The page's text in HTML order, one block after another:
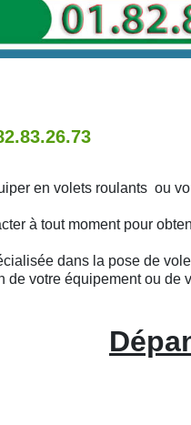
en volets roulants ou
à tout moment pour
dans la pose de
de votre équipement ou de